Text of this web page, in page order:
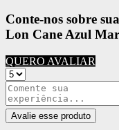
Conte-nos sobre
Lon Cane Azul
QUERO AVALIAR
Avalie esse produto